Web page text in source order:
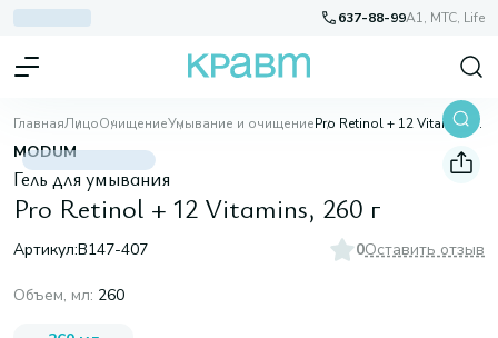
637-88-99A1, МТС, Life
ГлавнаяЛицоОчищениеУмывание и очищение Pro Retinol + 12 Vitamins, 260 г
MODUM
Гель для умывания
Pro Retinol + 12 Vitamins, 260 г
Артикул:B147-407 0Оставить отзыв
Объем, мл: 260